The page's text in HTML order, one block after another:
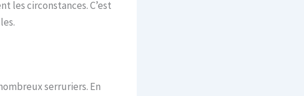
les circonstances. C’est
serruriers. En